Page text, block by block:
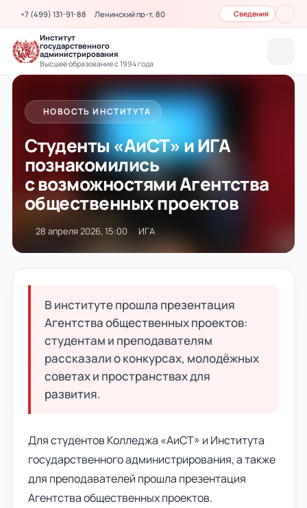
+7 (499) 131-91-88 Ленинский пр-т, 80 Сведения
Институт
государственного
администрирования
Высшее образование с 1994 года
НОВОСТЬ ИНСТИТУТА
Студенты «АиСТ» и ИГА
познакомились
с возможностями Агентства
общественных проектов
28 апреля 2026, 15:00 ИГА
В институте прошла презентация
Агентства общественных проектов:
студентам и преподавателям
рассказали о конкурсах, молодёжных
советах и пространствах для
развития.
Для студентов Колледжа «АиСТ» и Института
государственного администрирования, а также
для преподавателей прошла презентация
Агентства общественных проектов.